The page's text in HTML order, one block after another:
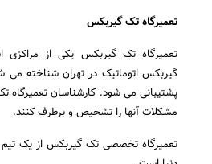
تعمیرگاه تک گیربکس
تعمیرگاه تک گیربکس یکی از مراکزی
گیربکس اتوماتیک در تهران شناخته
پشتیبانی می شود. کارشناسان تعمیرگاه
مشکلات آنها را تشخیص و برطرف کنند.
تعمیرگاه تخصصی تک گیربکس از یک تیم